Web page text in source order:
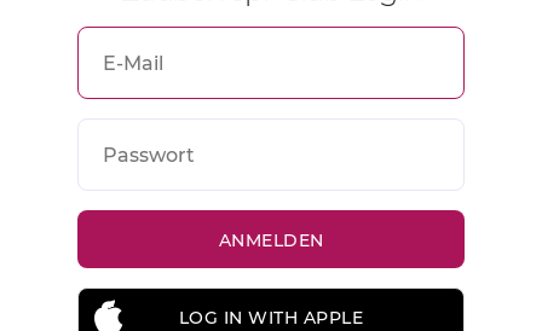
LOG IN WITH APPLE